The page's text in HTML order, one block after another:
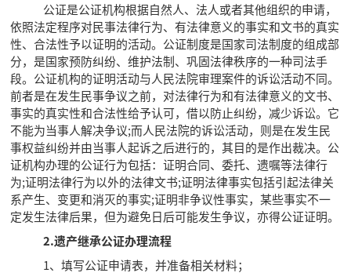
公证是公证机构根据自然人、法人或者其他组织的申请，
依照法定程序对民事法律行为、有法律意义的事实和文书的真实
性、合法性予以证明的活动。公证制度是国家司法制度的组成部
分，是国家预防纠纷、维护法制、巩固法律秩序的一种司法手
段。公证机构的证明活动与人民法院审理案件的诉讼活动不同。
前者是在发生民事争议之前，对法律行为和有法律意义的文书、
事实的真实性和合法性给予认可，借以防止纠纷，减少诉讼。它
不能为当事人解决争议;而人民法院的诉讼活动，则是在发生民
事权益纠纷并由当事人起诉之后进行的，其目的是作出裁决。公
证机构办理的公证行为包括：证明合同、委托、遗嘱等法律行
为;证明法律行为以外的法律文书;证明法律事实包括引起法律关
系产生、变更和消灭的事实;证明非争议性事实，某些事实不一
定发生法律后果，但为避免日后可能发生争议，亦得公证证明。
2.遗产继承公证办理流程
1、填写公证申请表，并准备相关材料；